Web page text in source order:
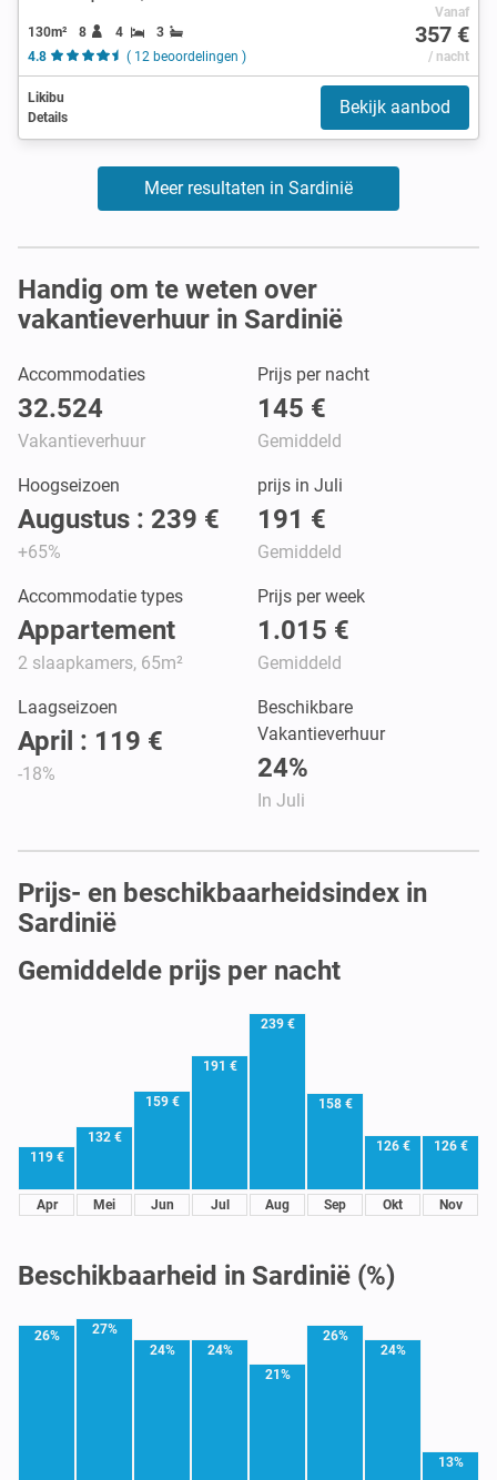
130m² 8 4
3
4.8
( 12 beoordelingen )
Vanaf
357 €
/ nacht
Likibu
Details
Bekijk aanbod
Meer resultaten in Sardinië
Handig om te weten over
vakantieverhuur in Sardinië
Accommodaties
32.524
Vakantieverhuur
Prijs per nacht
145 €
Gemiddeld
Hoogseizoen
Augustus : 239 €
+65%
prijs in Juli
191 €
Gemiddeld
Accommodatie types
Appartement
2 slaapkamers, 65m²
Prijs per week
1.015 €
Gemiddeld
Laagseizoen
April : 119 €
-18%
Beschikbare
Vakantieverhuur
24%
In Juli
Prijs- en beschikbaarheidsindex in
Sardinië
Gemiddelde prijs per nacht
119 €
Apr
132 €
Mei
159 €
Jun
191 €
Jul
239 €
Aug
158 €
Sep
126 €
Okt
126 €
Nov
Beschikbaarheid in Sardinië (%)
26% 27%
24% 24%
21%
26%
24%
13%